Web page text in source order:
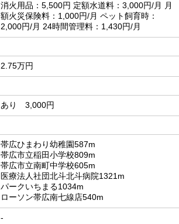
消火用品：5,500円 定額水道料：3,000円/月 月
額火災保険料：1,000円/月 ペット飼育時：
2,000円/月 24時間管理料：1,430円/月
2.75万円
あり 3,000円
帯広ひまわり幼稚園587m
帯広市立稲田小学校809m
帯広市立南町中学校605m
医療法人社団北斗北斗病院1321m
パークいちまる1034m
ローソン帯広南七線店540m
-